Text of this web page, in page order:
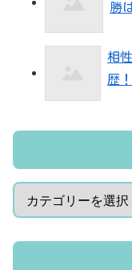
勝
相
歴